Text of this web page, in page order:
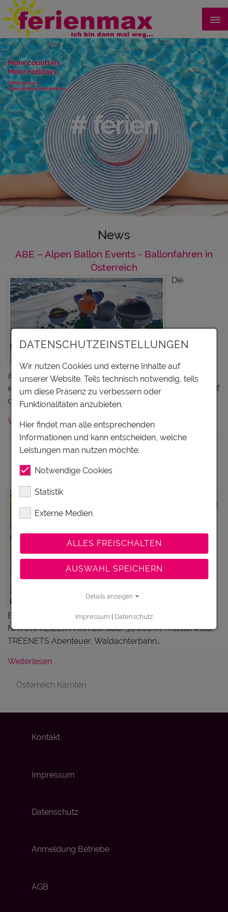
# ferien
News
ABE – Alpen Ballon Events - Ballonfahren in
Österreich
Die
alpinerfahrenen ABE - Alpen Ballon Events-Piloten
entführen Sie ins Ballonfahrten-Abenteuer. Atmen Sie tief
durch, heben Sie mit uns ab und spüren…
Weiterlesen
Österreich Tirol Steiermark
Familywald Ossiacher See
Rutsch- und
Entdeckerabenteuer für Groß & Klein!
NATURFREIZEITPARK auf über 30.000 m²! Kletterwald,
TREENETS Abenteuer, Waldachterbahn…
Weiterlesen
Österreich Kärnten
Kontakt
Impressum
Datenschutz
Anmeldung Betriebe
AGB
DATENSCHUTZEINSTELLUNGEN
Wir nutzen Cookies und externe Inhalte auf
unserer Website. Teils technisch notwendig, teils
um diese Präsenz zu verbessern oder
Funktionalitäten anzubieten.
Hier findet man alle entsprechenden
Informationen und kann entscheiden, welche
Leistungen man nutzen möchte:
Notwendige Cookies
Statistik
Externe Medien
ALLES FREISCHALTEN
AUSWAHL SPEICHERN
Details anzeigen
Impressum Datenschutz